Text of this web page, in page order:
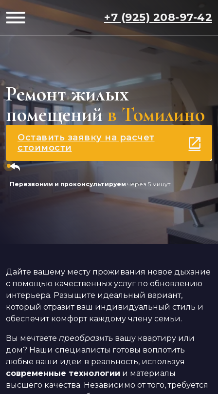
+7 (925) 208-97-42
Ремонт жилых
помещений в Томилино
Оставить заявку на расчет
стоимости
Перезвоним и проконсультируем через 5 минут
Дайте вашему месту проживания новое дыхание
с помощью качественных услуг по обновлению
интерьера. Разыщите идеальный вариант,
который отразит ваш индивидуальный стиль и
обеспечит комфорт каждому члену семьи.
Вы мечтаете преобразить вашу квартиру или
дом? Наши специалисты готовы воплотить
любые ваши идеи в реальность, используя
современные технологии и материалы
высшего качества. Независимо от того, требуется